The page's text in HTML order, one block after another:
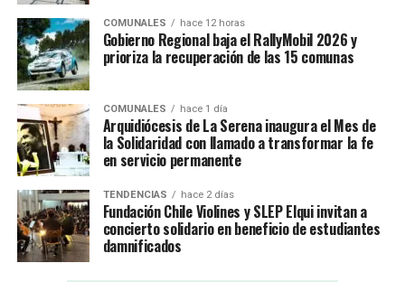
COMUNALES hace 12 horas
Gobierno Regional baja el RallyMobil 2026 y
prioriza la recuperación de las 15 comunas
COMUNALES hace 1 día
Arquidiócesis de La Serena inaugura el Mes de
la Solidaridad con llamado a transformar la fe
en servicio permanente
TENDENCIAS hace 2 días
Fundación Chile Violines y SLEP Elqui invitan a
concierto solidario en beneficio de estudiantes
damnificados